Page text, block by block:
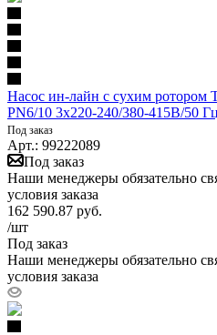
Насос ин-лайн с сухим ротором
PN6/10 3х220-240/380-415В/50
Под заказ
Арт.: 99222089
Под заказ
Наши менеджеры обязательно
условия заказа
162 590.87 руб.
/шт
Под заказ
Наши менеджеры обязательно
условия заказа